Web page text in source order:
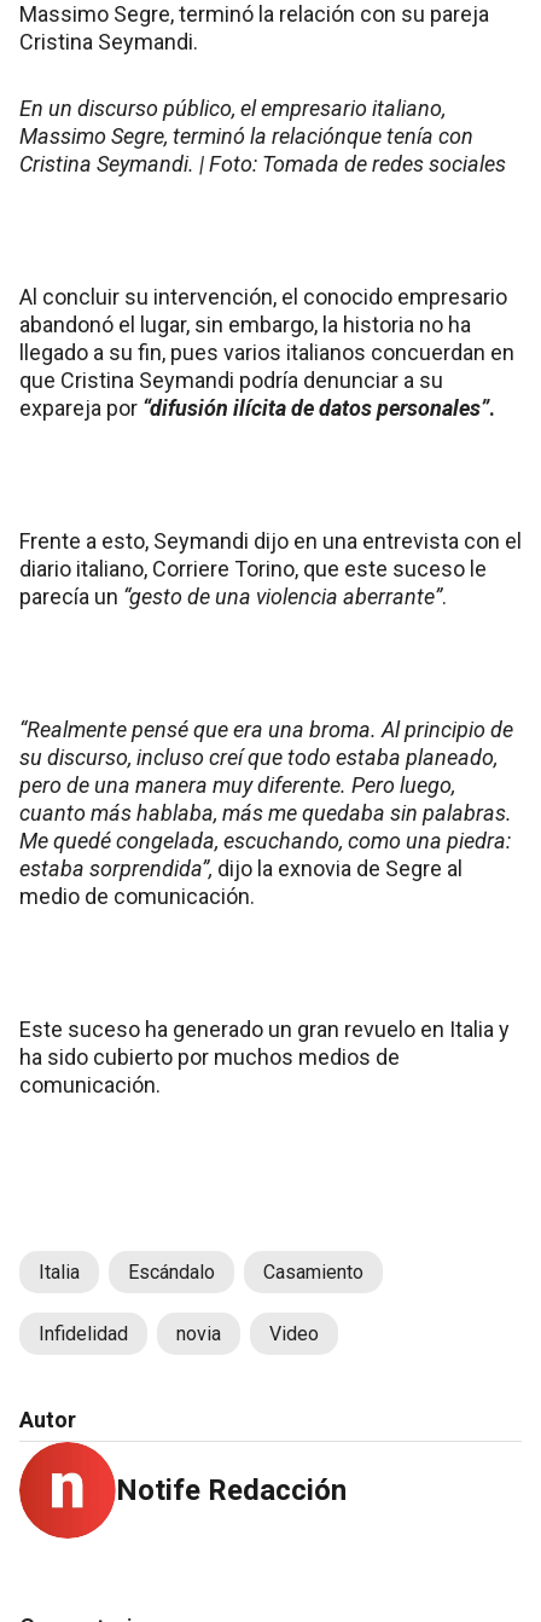
En un discurso público, el empresario italiano,
Massimo Segre, terminó la relaciónque tenía con
Cristina Seymandi. | Foto: Tomada de redes sociales
Al concluir su intervención, el conocido empresario
abandonó el lugar, sin embargo, la historia no ha
llegado a su fin, pues varios italianos concuerdan en
que Cristina Seymandi podría denunciar a su
expareja por “difusión ilícita de datos personales”.
Frente a esto, Seymandi dijo en una entrevista con el
diario italiano, Corriere Torino, que este suceso le
parecía un “gesto de una violencia aberrante”.
“Realmente pensé que era una broma. Al principio de
su discurso, incluso creí que todo estaba planeado,
pero de una manera muy diferente. Pero luego,
cuanto más hablaba, más me quedaba sin palabras.
Me quedé congelada, escuchando, como una piedra:
estaba sorprendida”, dijo la exnovia de Segre al
medio de comunicación.
Este suceso ha generado un gran revuelo en Italia y
ha sido cubierto por muchos medios de
comunicación.
Italia Escándalo Casamiento
Infidelidad novia Video
Autor
Notife Redacción